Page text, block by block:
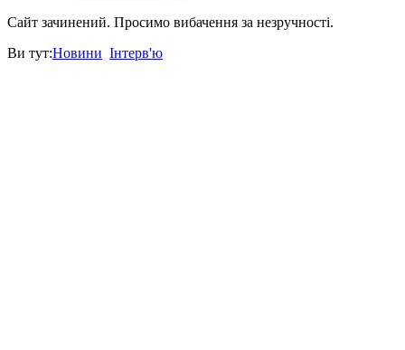
Сайт зачинений. Просимо вибачення за незручності.
Ви тут:Новини Інтерв'ю